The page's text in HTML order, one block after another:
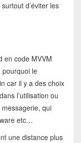
d’éviter les
en code MVVM
le
car il y a des choix
l’utilisation ou
messagerie, qui
etc…
une distance plus